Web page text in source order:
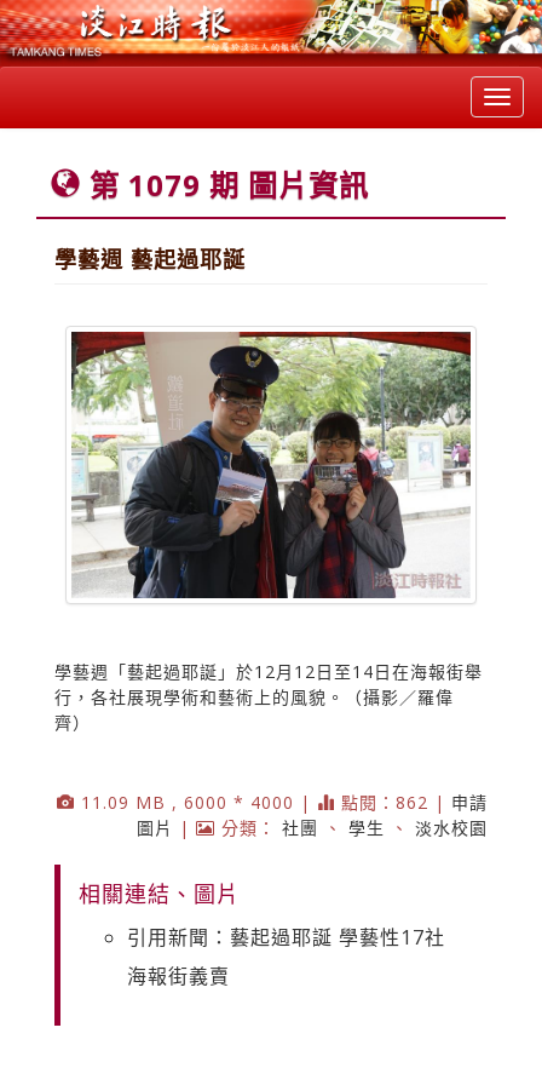
第 1079 期 圖片資訊
學藝週 藝起過耶誕
學藝週「藝起過耶誕」於12月12日至14日在海報街舉
行，各社展現學術和藝術上的風貌。（攝影／羅偉
齊）
11.09 MB , 6000 * 4000 | 點閱：862 | 申請
圖片
| 分類： 社團 、 學生 、 淡水校園
相關連結、圖片
引用新聞：藝起過耶誕 學藝性17社
海報街義賣